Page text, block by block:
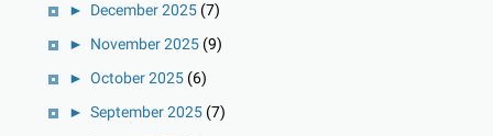
► December 2025 (7)
► November 2025 (9)
► October 2025 (6)
► September 2025 (7)